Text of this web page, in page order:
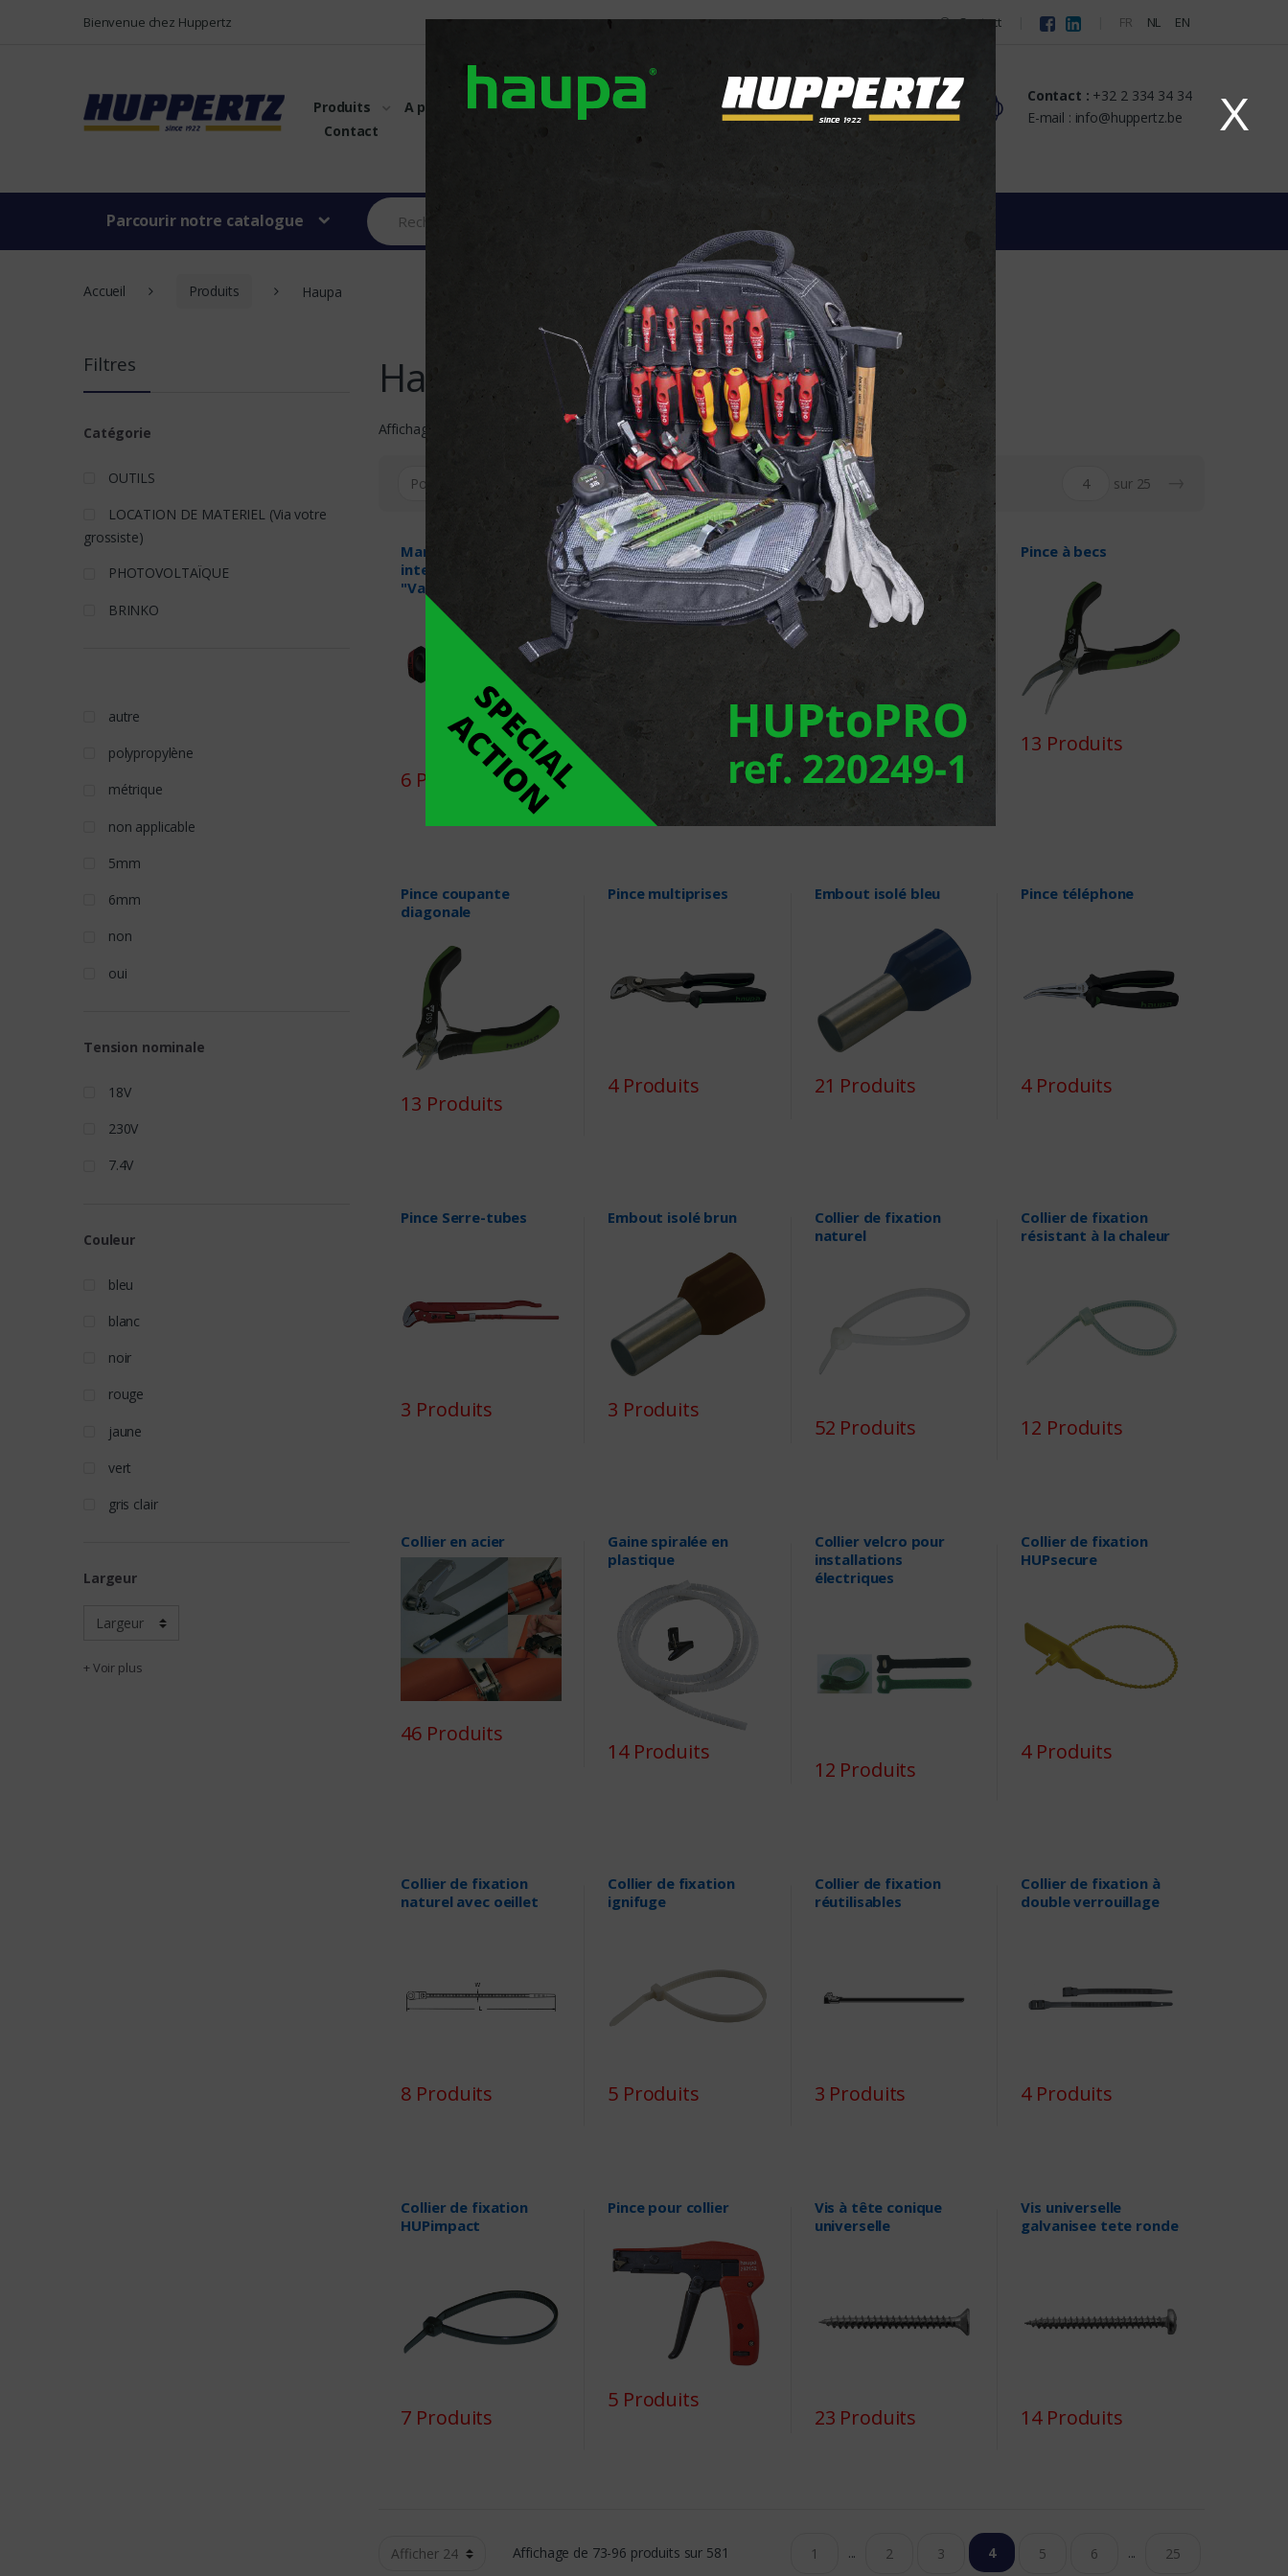
X
Bienvenue chez Huppertz Contact FR NL EN
Produits A propos Nos marques Actualités
Téléchargements
Contact
Contact : +32 2 334 34 34
E-mail : info@huppertz.be
Parcourir notre catalogue
Accueil Produits Haupa
Haupa
Affichage de 73-96 produits sur 581
sur 25
Manche
interchangeable
"Vario TQ"
6 Produits
Collier de fixation noir
résistant aux UV
AI connecteur à sertir
DIN 46341
9 Produits
Pince à becs
13 Produits
Pince coupante
diagonale
13 Produits
Pince multiprises
4 Produits
Embout isolé bleu
21 Produits
Pince téléphone
4 Produits
Pince Serre-tubes
3 Produits
Embout isolé brun
3 Produits
Collier de fixation
naturel
52 Produits
Collier de fixation
résistant à la chaleur
12 Produits
Collier en acier
46 Produits
Gaine spiralée en
plastique
14 Produits
Collier velcro pour
installations
électriques
12 Produits
Collier de fixation
HUPsecure
4 Produits
Collier de fixation
naturel avec oeillet
8 Produits
Collier de fixation
ignifuge
5 Produits
Collier de fixation
réutilisables
3 Produits
Collier de fixation à
double verrouillage
4 Produits
Collier de fixation
HUPimpact
7 Produits
Pince pour collier
5 Produits
Vis à tête conique
universelle
23 Produits
Vis universelle
galvanisee tete ronde
14 Produits
Affichage de 73-96 produits sur 581 1 ... 2 3 4 5 6 ... 25
Filtres
Catégorie
OUTILS
LOCATION DE MATERIEL (Via votre
grossiste)
PHOTOVOLTAÏQUE
BRINKO
autre
polypropylène
métrique
non applicable
5mm
6mm
non
oui
Tension nominale
18V
230V
7.4V
Couleur
bleu
blanc
noir
rouge
jaune
vert
gris clair
Largeur
+ Voir plus